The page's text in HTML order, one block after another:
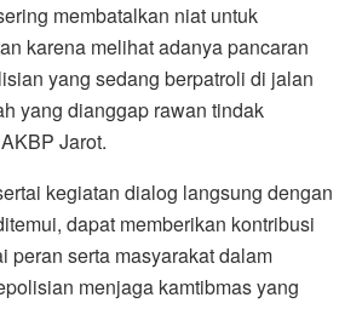
membatalkan niat untuk
karena melihat adanya pancaran
yang sedang berpatroli di jalan
yang dianggap rawan tindak
Jarot.
kegiatan dialog langsung dengan
dapat memberikan kontribusi
peran serta masyarakat dalam
menjaga kamtibmas yang